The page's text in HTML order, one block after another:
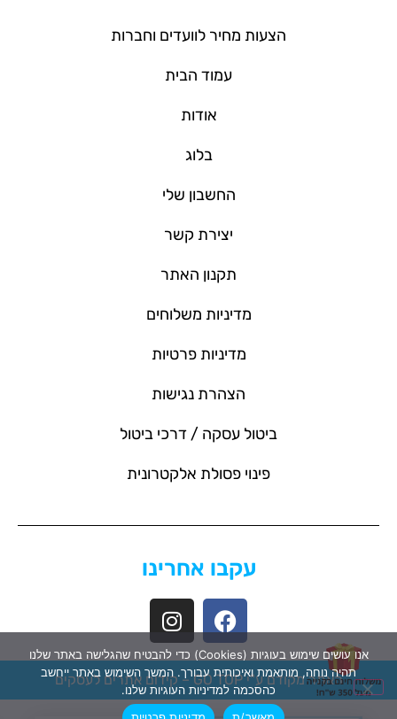
הצעות מחיר לוועדים וחברות
עמוד הבית
אודות
בלוג
החשבון שלי
יצירת קשר
תקנון האתר
מדיניות משלוחים
מדיניות פרטיות
הצהרת נגישות
ביטול עסקה / דרכי ביטול
פינוי פסולת אלקטרונית
עקבו אחרינו
האתר מקודם ע"י GO TOP – קידום אתרים לעסקים
אנו עושים שימוש בעוגיות (Cookies) כדי להבטיח שהגלישה באתר שלנו
תהיה נוחה, מותאמת ואיכותית עבורך. המשך השימוש באתר ייחשב
כהסכמה למדיניות העוגיות שלנו.